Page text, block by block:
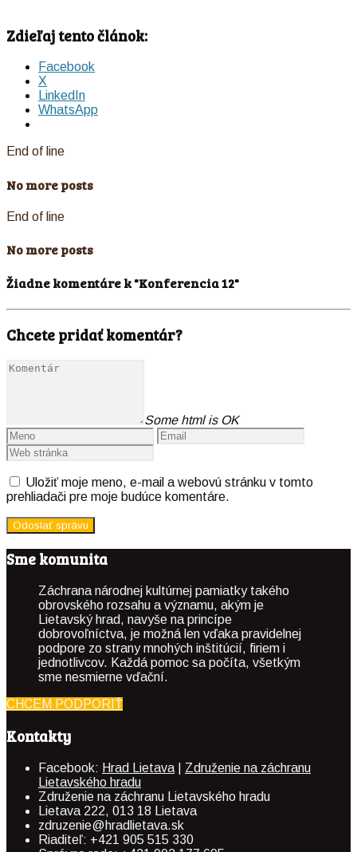
Zdieľaj tento článok:
Facebook
X
LinkedIn
WhatsApp
End of line
No more posts
End of line
No more posts
Žiadne komentáre k "Konferencia 12"
Chcete pridať komentár?
Some html is OK
Uložiť moje meno, e-mail a webovú stránku v tomto
prehliadači pre moje budúce komentáre.
Sme komunita
Záchrana národnej kultúrnej pamiatky takého
obrovského rozsahu a významu, akým je
Lietavský hrad, navyše na princípe
dobrovoľníctva, je možná len vďaka pravidelnej
podpore zo strany mnohých inštitúcií, firiem i
jednotlivcov. Každá pomoc sa počíta, všetkým
sme nesmierne vďační.
CHCEM PODPORIŤ
Kontakty
Facebook: Hrad Lietava
Združenie na záchranu
Lietavského hradu
Združenie na záchranu Lietavského hradu
Lietava 222, 013 18 Lietava
zdruzenie@hradlietava.sk
Riaditeľ: +421 905 515 330